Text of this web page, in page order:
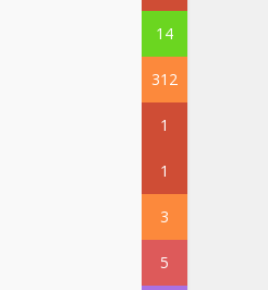
14
312
1
1
3
5